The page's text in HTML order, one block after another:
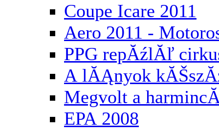
Coupe Icare 2011
Aero 2011 -
PPG repĂźlĂľ
A lĂĄnyok
Megvolt a
EPA 2008